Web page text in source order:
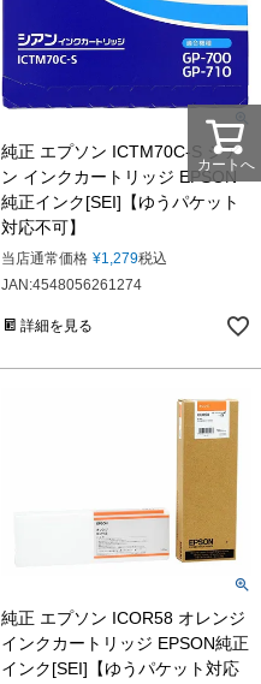
純正 エプソン ICTM70C-S シア
ン インクカートリッジ EPSON
純正インク[SEI]【ゆうパケット
対応不可】
当店通常価格 ¥1,279税込
JAN:4548056261274
詳細を見る
純正 エプソン ICOR58 オレンジ
インクカートリッジ EPSON純正
インク[SEI]【ゆうパケット対応
カートへ